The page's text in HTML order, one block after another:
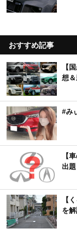
おすすめ記事
【
想
#み
【
出題
【
を解